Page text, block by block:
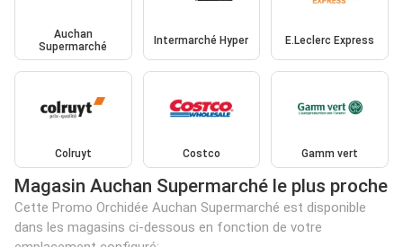
Auchan
Supermarché
Intermarché Hyper E.Leclerc Express
Colruyt Costco Gamm vert
Magasin Auchan Supermarché le plus proche
Cette Promo Orchidée Auchan Supermarché est disponible
dans les magasins ci-dessous en fonction de votre